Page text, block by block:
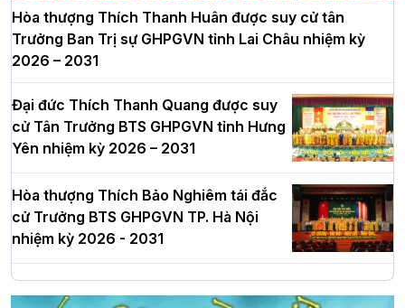
Hòa thượng Thích Thanh Huân được suy cử tân
Trưởng Ban Trị sự GHPGVN tỉnh Lai Châu nhiệm kỳ
2026 – 2031
Đại đức Thích Thanh Quang được suy
cử Tân Trưởng BTS GHPGVN tỉnh Hưng
Yên nhiệm kỳ 2026 – 2031
Hòa thượng Thích Bảo Nghiêm tái đắc
cử Trưởng BTS GHPGVN TP. Hà Nội
nhiệm kỳ 2026 - 2031
Hà Nội: Long trọng lễ khởi công xây